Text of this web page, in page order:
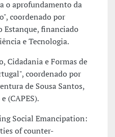
o aprofundamento da
coordenado por
Estanque, financiado
e Tecnologia.
Cidadania e Formas de
coordenado por
de Sousa Santos,
(CAPES).
Social Emancipation:
of counter-